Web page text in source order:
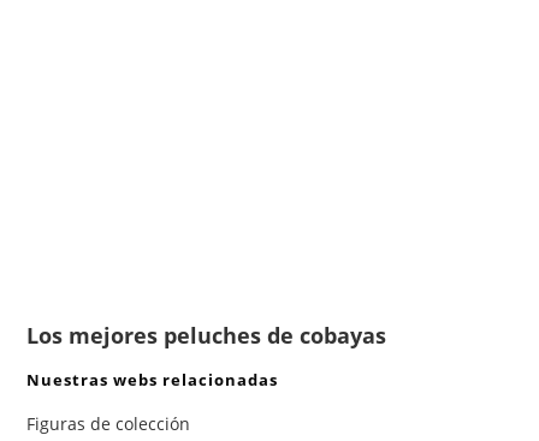
Los mejores peluches de cobayas
Nuestras webs relacionadas
Figuras de colección